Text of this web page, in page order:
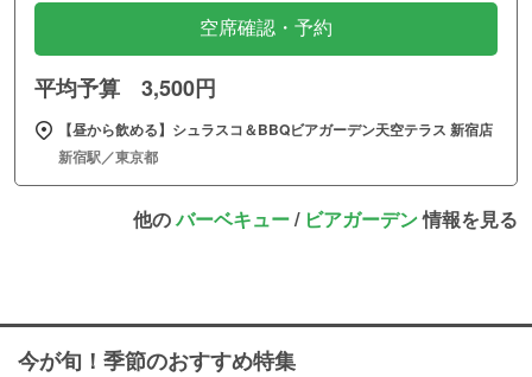
空席確認・予約
平均予算 3,500円
【昼から飲める】シュラスコ＆BBQビアガーデン天空テラス 新宿店
新宿駅／東京都
他のバーベキュー/ ビアガーデン情報を見る
今が旬！季節のおすすめ特集